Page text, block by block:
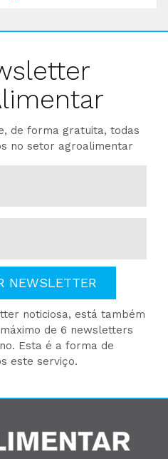
de forma gratuita, todas
no setor agroalimentar
NEWSLETTER
noticiosa, está também
de 6 newsletters
Esta é a forma de
este serviço.